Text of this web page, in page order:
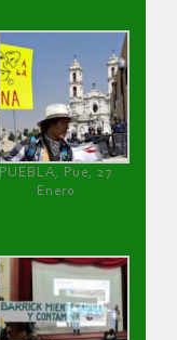
PUEBLA, Pue, 27
Enero